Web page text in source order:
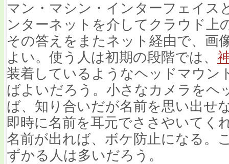
マン・マシン・インターフェイス
ンターネットを介してクラウド上
その答えをまたネット経由で、画
よい。使う人は初期の段階では、
装着しているようなヘッドマウン
ばよいだろう。小さなカメラをヘ
ば、知り合いだが名前を思い出せ
即時に名前を耳元でささやいてく
名前が出れば、ボケ防止になる。
ずかる人は多いだろう。